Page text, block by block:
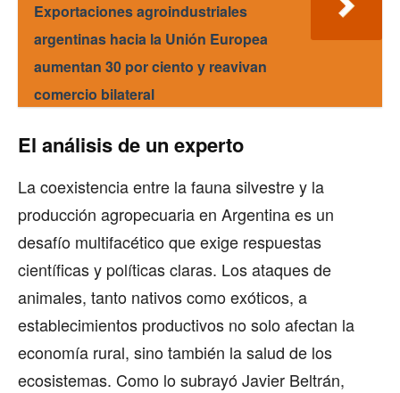
Exportaciones agroindustriales
argentinas hacia la Unión Europea
aumentan 30 por ciento y reavivan
comercio bilateral
El análisis de un experto
La coexistencia entre la fauna silvestre y la
producción agropecuaria en Argentina es un
desafío multifacético que exige respuestas
científicas y políticas claras. Los ataques de
animales, tanto nativos como exóticos, a
establecimientos productivos no solo afectan la
economía rural, sino también la salud de los
ecosistemas. Como lo subrayó Javier Beltrán,